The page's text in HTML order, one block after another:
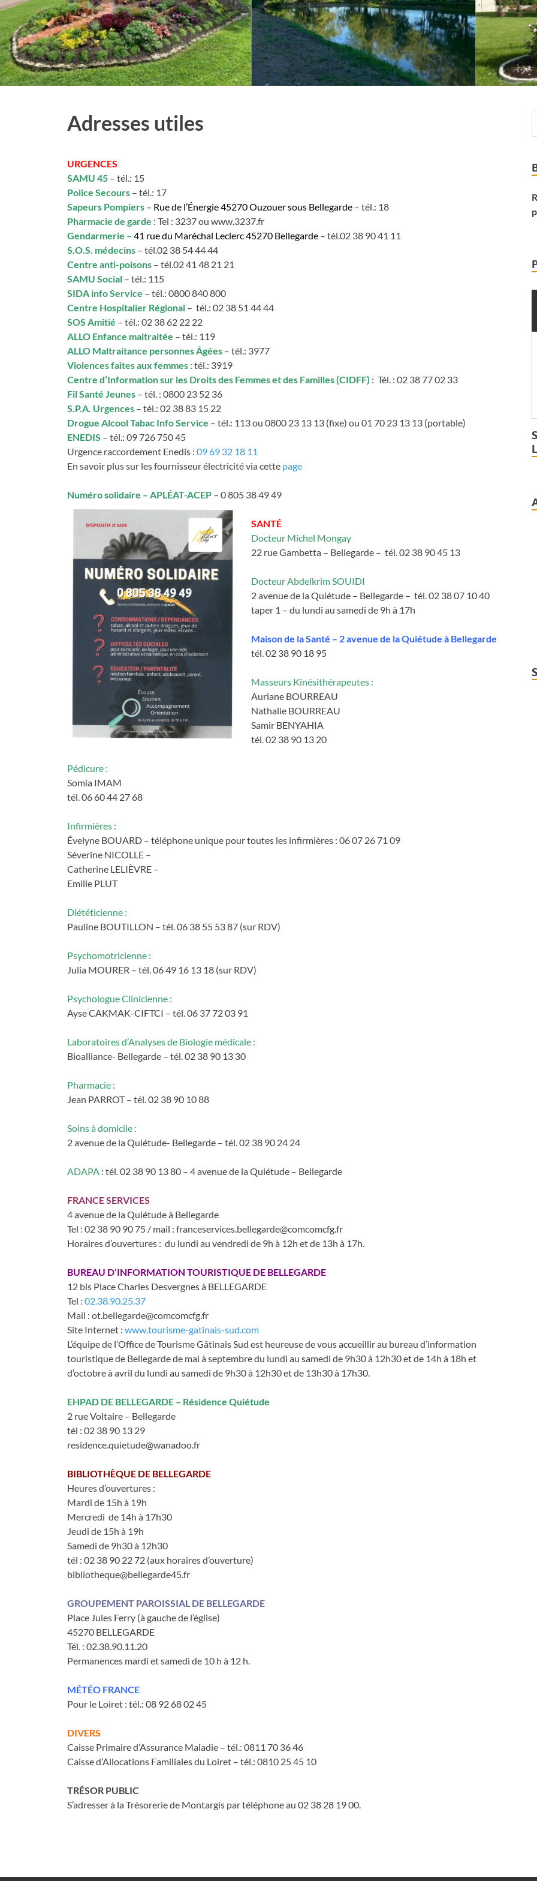
Adresses utiles
URGENCES
SAMU 45 – tél.: 15
Police Secours – tél.: 17
Sapeurs Pompiers – Rue de l’Énergie 45270 Ouzouer sous Bellegarde – tél.: 18
Pharmacie de garde : Tel : 3237 ou www.3237.fr
Gendarmerie – 41 rue du Maréchal Leclerc 45270 Bellegarde – tél.02 38 90 41 11
S.O.S. médecins – tél.02 38 54 44 44
Centre anti-poisons – tél.02 41 48 21 21
SAMU Social – tél.: 115
SIDA info Service – tél.: 0800 840 800
Centre Hospitalier Régional – tél.: 02 38 51 44 44
SOS Amitié – tél.: 02 38 62 22 22
ALLO Enfance maltraitée – tél.: 119
ALLO Maltraitance personnes Âgées – tél.: 3977
Violences faites aux femmes :tél.: 3919
Centre d’Information sur les Droits des Femmes et des Familles (CIDFF) : Tél. : 02 38 77 02 33
Fil Santé Jeunes – tél. : 0800 23 52 36
S.P.A. Urgences – tél.: 02 38 83 15 22
Drogue Alcool Tabac Info Service – tél.: 113 ou 0800 23 13 13 (fixe) ou 01 70 23 13 13 (portable)
ENEDIS – tél.: 09 726 750 45
Urgence raccordement Enedis : 09 69 32 18 11
En savoir plus sur les fournisseur électricité via cette page
Numéro solidaire – APLÉAT-ACEP – 0 805 38 49 49
SANTÉ
Docteur Michel Mongay
22 rue Gambetta – Bellegarde – tél. 02 38 90 45 13
Docteur Abdelkrim SOUIDI
2 avenue de la Quiétude – Bellegarde – tél. 02 38 07 10 40
taper 1 – du lundi au samedi de 9h à 17h
Maison de la Santé – 2 avenue de la Quiétude à Bellegarde
tél. 02 38 90 18 95
Masseurs Kinésithérapeutes :
Auriane BOURREAU
Nathalie BOURREAU
Samir BENYAHIA
tél. 02 38 90 13 20
Pédicure :
Somia IMAM
tél. 06 60 44 27 68
Infirmières :
Évelyne BOUARD – téléphone unique pour toutes les infirmières : 06 07 26 71 09
Séverine NICOLLE –
Catherine LELIÈVRE –
Emilie PLUT
Diététicienne :
Pauline BOUTILLON – tél. 06 38 55 53 87 (sur RDV)
Psychomotricienne :
Julia MOURER – tél. 06 49 16 13 18 (sur RDV)
Psychologue Clinicienne :
Ayse CAKMAK-CIFTCI – tél. 06 37 72 03 91
Laboratoires d’Analyses de Biologie médicale :
Bioalliance- Bellegarde – tél. 02 38 90 13 30
Pharmacie :
Jean PARROT – tél. 02 38 90 10 88
Soins à domicile :
2 avenue de la Quiétude- Bellegarde – tél. 02 38 90 24 24
ADAPA : tél. 02 38 90 13 80 – 4 avenue de la Quiétude – Bellegarde
FRANCE SERVICES
4 avenue de la Quiétude à Bellegarde
Tel : 02 38 90 90 75 / mail : franceservices.bellegarde@comcomcfg.fr
Horaires d’ouvertures : du lundi au vendredi de 9h à 12h et de 13h à 17h.
BUREAU D’INFORMATION TOURISTIQUE DE BELLEGARDE
12 bis Place Charles Desvergnes à BELLEGARDE
Tel : 02.38.90.25.37
Mail : ot.bellegarde@comcomcfg.fr
Site Internet : www.tourisme-gatinais-sud.com
L’équipe de l’Office de Tourisme Gâtinais Sud est heureuse de vous accueillir au bureau d’information
touristique de Bellegarde de mai à septembre du lundi au samedi de 9h30 à 12h30 et de 14h à 18h et
d’octobre à avril du lundi au samedi de 9h30 à 12h30 et de 13h30 à 17h30.
EHPAD DE BELLEGARDE – Résidence Quiétude
2 rue Voltaire – Bellegarde
tél : 02 38 90 13 29
residence.quietude@wanadoo.fr
BIBLIOTHÈQUE DE BELLEGARDE
Heures d’ouvertures :
Mardi de 15h à 19h
Mercredi de 14h à 17h30
Jeudi de 15h à 19h
Samedi de 9h30 à 12h30
tél : 02 38 90 22 72 (aux horaires d’ouverture)
bibliotheque@bellegarde45.fr
GROUPEMENT PAROISSIAL DE BELLEGARDE
Place Jules Ferry (à gauche de l’église)
45270 BELLEGARDE
Tél. : 02.38.90.11.20
Permanences mardi et samedi de 10 h à 12 h.
MÉTÉO FRANCE
Pour le Loiret : tél.: 08 92 68 02 45
DIVERS
Caisse Primaire d’Assurance Maladie – tél.: 0811 70 36 46
Caisse d’Allocations Familiales du Loiret – tél.: 0810 25 45 10
TRÉSOR PUBLIC
S’adresser à la Trésorerie de Montargis par téléphone au 02 38 28 19 00.